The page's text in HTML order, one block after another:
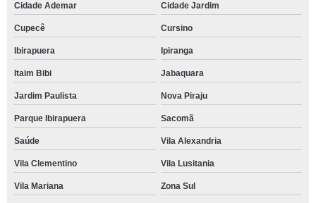
Cidade Ademar Cidade Jardim
Cupecê Cursino
Ibirapuera Ipiranga
Itaim Bibi Jabaquara
Jardim Paulista Nova Piraju
Parque Ibirapuera Sacomã
Saúde Vila Alexandria
Vila Clementino Vila Lusitania
Vila Mariana Zona Sul